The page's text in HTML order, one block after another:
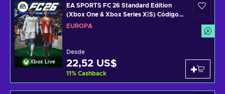
Xbox Live
EA SPORTS FC 26 Standard Edition
(Xbox One & Xbox Series X|S) Código
de XBOX LIVE EUROPE
EUROPA
Desde
22,52 US$
11% Cashback